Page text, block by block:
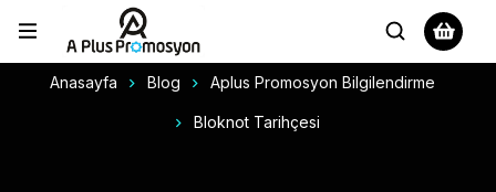
Anasayfa Blog Aplus Promosyon Bilgilendirme
Bloknot Tarihçesi